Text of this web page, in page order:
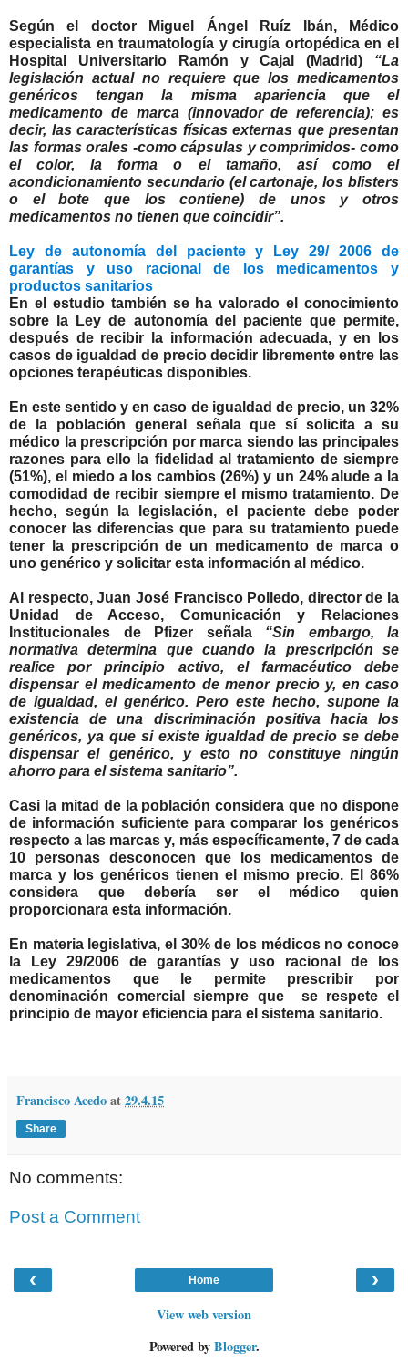
Según el doctor Miguel Ángel Ruíz Ibán, Médico
especialista en traumatología y cirugía ortopédica en el
Hospital Universitario Ramón y Cajal (Madrid) “La
legislación actual no requiere que los medicamentos
genéricos tengan la misma apariencia que el
medicamento de marca (innovador de referencia); es
decir, las características físicas externas que presentan
las formas orales -como cápsulas y comprimidos- como
el color, la forma o el tamaño, así como el
acondicionamiento secundario (el cartonaje, los blisters
o el bote que los contiene) de unos y otros
medicamentos no tienen que coincidir”.
Ley de autonomía del paciente y Ley 29/ 2006 de
garantías y uso racional de los medicamentos y
productos sanitarios
En el estudio también se ha valorado el conocimiento
sobre la Ley de autonomía del paciente que permite,
después de recibir la información adecuada, y en los
casos de igualdad de precio decidir libremente entre las
opciones terapéuticas disponibles.
En este sentido y en caso de igualdad de precio, un 32%
de la población general señala que sí solicita a su
médico la prescripción por marca siendo las principales
razones para ello la fidelidad al tratamiento de siempre
(51%), el miedo a los cambios (26%) y un 24% alude a la
comodidad de recibir siempre el mismo tratamiento. De
hecho, según la legislación, el paciente debe poder
conocer las diferencias que para su tratamiento puede
tener la prescripción de un medicamento de marca o
uno genérico y solicitar esta información al médico.
Al respecto,Juan José Francisco Polledo, director de la
Unidad de Acceso, Comunicación y Relaciones
Institucionales de Pfizer señala “Sin embargo, la
normativa determina que cuando la prescripción se
realice por principio activo, el farmacéutico debe
dispensar el medicamento de menor precio y, en caso
de igualdad, el genérico. Pero este hecho, supone la
existencia de una discriminación positiva hacia los
genéricos, ya que si existe igualdad de precio se debe
dispensar el genérico, y esto no constituye ningún
ahorro para el sistema sanitario”.
Casi la mitad de la población considera que no dispone
de información suficiente para comparar los genéricos
respecto a las marcas y, más específicamente, 7 de cada
10 personas desconocen que los medicamentos de
marca y los genéricos tienen el mismo precio. El 86%
considera que debería ser el médico quien
proporcionara esta información.
En materia legislativa, el 30% de los médicos no conoce
la Ley 29/2006 de garantías y uso racional de los
medicamentos que le permiteprescribir por
denominación comercial siempre que se respete el
principio de mayor eficiencia para el sistema sanitario.
Francisco Acedoat29.4.15
Share
No comments:
Post a Comment
‹ ›
Home
View web version
Powered byBlogger.